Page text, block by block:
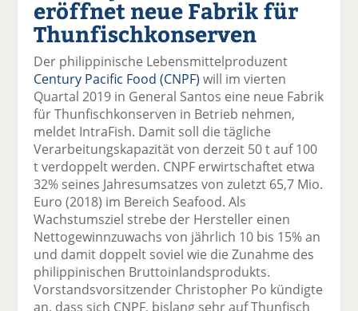
el
a
uf
F
ac
e
b
o
o
k
te
il
e
n
el
t
tt
er
n
el
a
Li
n
k
e
n
te
il
n
el
p
ai
er
se
n
n
n
eröffnet neue Fabrik für
Thunfischkonserven
Der philippinische Lebensmittelproduzent
Century Pacific Food (CNPF) will im vierten
Quartal 2019 in General Santos eine neue Fabrik
für Thunfischkonserven in Betrieb nehmen,
meldet IntraFish. Damit soll die tägliche
Verarbeitungskapazität von derzeit 50 t auf 100
t verdoppelt werden. CNPF erwirtschaftet etwa
32% seines Jahresumsatzes von zuletzt 65,7 Mio.
Euro (2018) im Bereich Seafood. Als
Wachstumsziel strebe der Hersteller einen
Nettogewinnzuwachs von jährlich 10 bis 15% an
und damit doppelt soviel wie die Zunahme des
philippinischen Bruttoinlandsprodukts.
Vorstandsvorsitzender Christopher Po kündigte
an, dass sich CNPF, bislang sehr auf Thunfisch